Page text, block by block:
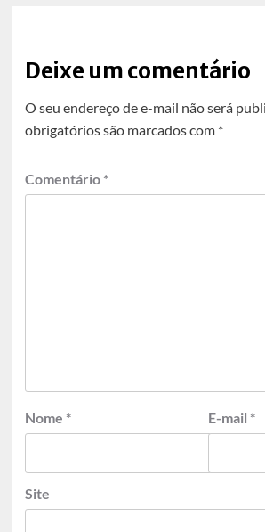
Deixe um comentário
O seu endereço de e-mail não será
obrigatórios são marcados com *
Comentário *
Nome * E-mail *
Site